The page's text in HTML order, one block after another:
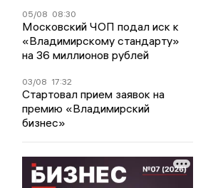
05/08 08:30
Московский ЧОП подал иск к
«Владимирскому стандарту»
на 36 миллионов рублей
03/08 17:32
Стартовал прием заявок на
премию «Владимирский
бизнес»